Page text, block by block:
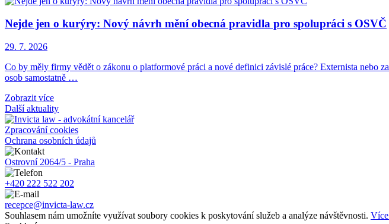
Nejde jen o kurýry: Nový návrh mění obecná pravidla pro spolupráci s OSVČ
29. 7. 2026
Co by měly firmy vědět o zákonu o platformové práci a nové definici závislé práce? Externista nebo
osob samostatně …
Zobrazit více
Další aktuality
Zpracování cookies
Ochrana osobních údajů
Ostrovní 2064/5 - Praha
+420 222 522 202
recepce@invicta-law.cz
Souhlasem nám umožníte využívat soubory cookies k poskytování služeb a analýze návštěvnosti.